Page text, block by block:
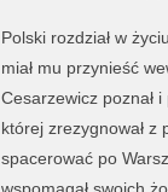
Polski rozdział w
miał mu przynieść
Cesarzewicz poznał
której zrezygnował z
spacerować po